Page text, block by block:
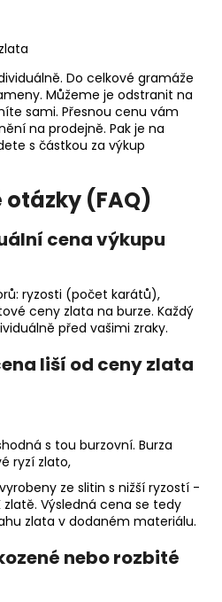
Do celkové gramáže
Můžeme je odstranit na
sami. Přesnou cenu vám
na prodejně. Pak je na
s částkou za výkup
(FAQ)
cena výkupu
ryzosti (počet karátů),
ceny zlata na burze. Každý
před vašimi zraky.
liší od ceny zlata
s tou burzovní. Burza
ryzí zlato,
ze slitin s nižší ryzostí -
zlatě. Výsledná cena se tedy
zlata v dodaném materiálu.
nebo rozbité